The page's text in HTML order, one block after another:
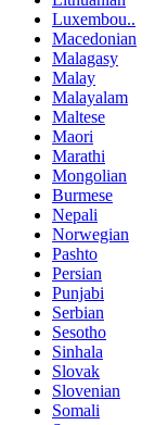
Luxembou..
Macedonian
Malagasy
Malay
Malayalam
Maltese
Maori
Marathi
Mongolian
Burmese
Nepali
Norwegian
Pashto
Persian
Punjabi
Serbian
Sesotho
Sinhala
Slovak
Slovenian
Somali